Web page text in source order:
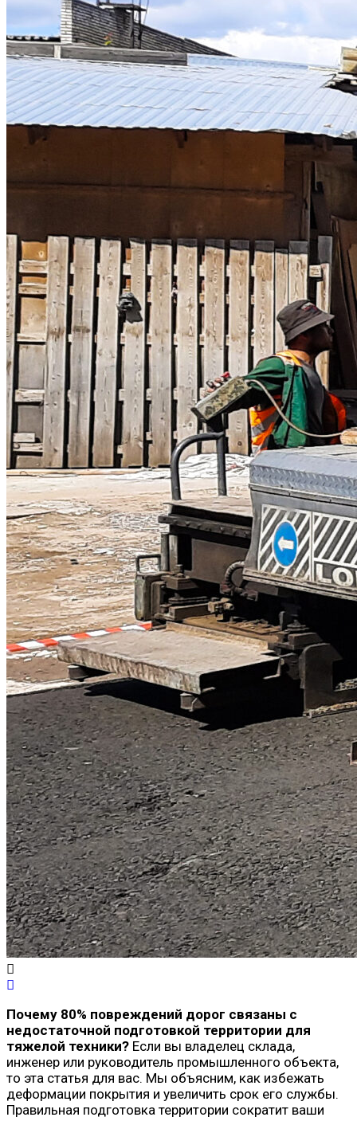
Почему 80% повреждений дорог связаны с
недостаточной подготовкой территории для
тяжелой техники? Если вы владелец склада,
инженер или руководитель промышленного объекта,
то эта статья для вас. Мы объясним, как избежать
деформации покрытия и увеличить срок его службы.
Правильная подготовка территории сократит ваши